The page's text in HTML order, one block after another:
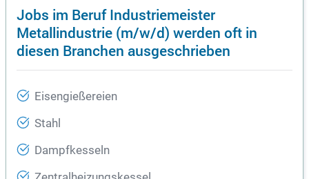
Jobs im Beruf Industriemeister
Metallindustrie (m/w/d) werden oft in
diesen Branchen ausgeschrieben
Eisengießereien
Stahl
Dampfkesseln